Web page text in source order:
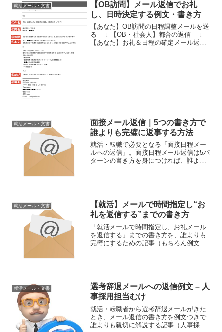
就活メール・文書
【OB訪問】メール返信でお礼
し、日時決定する例文・書き方
【あなた】OB訪問の日程調整メールを送
る ↓ 【OB・社会人】都合の返信 ↓
【あなた】お礼＆日程の確定メール返信
就活メール・文書
面接メール返信｜5つの書き方で
誰よりも完璧に返事する方法
就活・転職で必要となる「面接日程メー
ルへの返信」。面接日程メール返信は5パ
ターンの書き方を身につければ、誰より
就活メール・文書
【就活】メールで時間指定し“お
礼を返信する”までの書き方
「就活メールで時間指定し、お礼メール
を返信する」までの書き方を、誰よりも
完璧にするための記事（もちろん例文つ
就活メール・文書
選考辞退メールへの返信例文 – 人
事採用担当むけ
就活・転職者から選考辞退メールがきた
とき、メール返信の書き方を例文つきで
誰よりも親切に解説する記事（人事採用